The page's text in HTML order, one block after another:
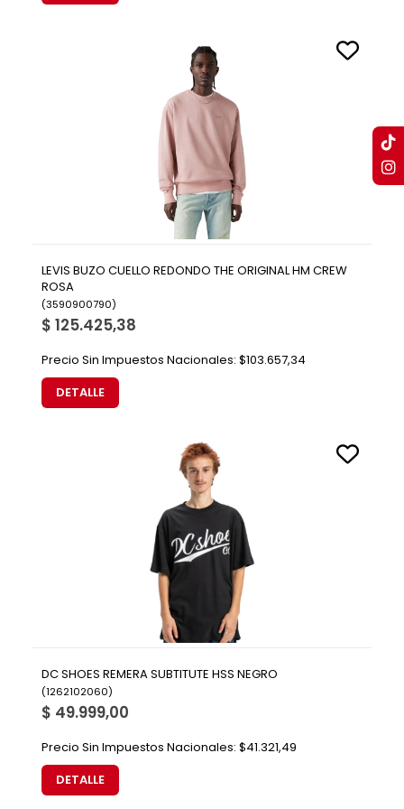
LEVIS BUZO CUELLO REDONDO THE ORIGINAL HM CREW
ROSA
(3590900790)
$ 125.425,38
Precio Sin Impuestos Nacionales: $103.657,34
DETALLE
DC SHOES REMERA SUBTITUTE HSS NEGRO
(1262102060)
$ 49.999,00
Precio Sin Impuestos Nacionales: $41.321,49
DETALLE